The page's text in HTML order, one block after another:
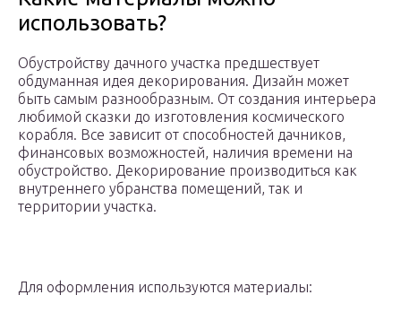
использовать?
Обустройству дачного участка предшествует
обдуманная идея декорирования. Дизайн может
быть самым разнообразным. От создания интерьера
любимой сказки до изготовления космического
корабля. Все зависит от способностей дачников,
финансовых возможностей, наличия времени на
обустройство. Декорирование производиться как
внутреннего убранства помещений, так и
территории участка.
Для оформления используются материалы: